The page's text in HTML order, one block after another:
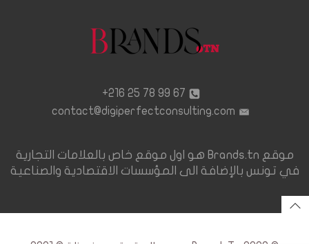
67 99 78 25 216+
contact@digiperfectconsulting.com
موقع Brands.tn هو اول موقع خاص بالعلامات التجارية
في تونس بالإضافة الى المؤسسات الاقتصادية والصناعية